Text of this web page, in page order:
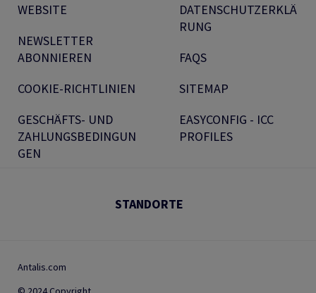
WEBSITE
NEWSLETTER
ABONNIEREN
COOKIE-RICHTLINIEN
GESCHÄFTS- UND
ZAHLUNGSBEDINGUN
GEN
DATENSCHUTZERKLÄ
RUNG
FAQS
SITEMAP
EASYCONFIG - ICC
PROFILES
STANDORTE
Antalis.com